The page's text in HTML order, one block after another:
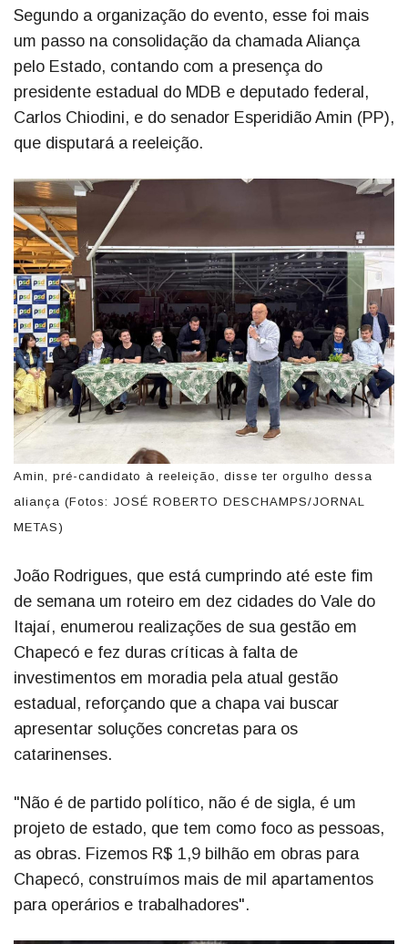
Segundo a organização do evento, esse foi mais
um passo na consolidação da chamada Aliança
pelo Estado, contando com a presença do
presidente estadual do MDB e deputado federal,
Carlos Chiodini, e do senador Esperidião Amin (PP),
que disputará a reeleição.
Amin, pré-candidato à reeleição, disse ter orgulho dessa
aliança (Fotos: JOSÉ ROBERTO DESCHAMPS/JORNAL
METAS)
João Rodrigues, que está cumprindo até este fim
de semana um roteiro em dez cidades do Vale do
Itajaí, enumerou realizações de sua gestão em
Chapecó e fez duras críticas à falta de
investimentos em moradia pela atual gestão
estadual, reforçando que a chapa vai buscar
apresentar soluções concretas para os
catarinenses.
"Não é de partido político, não é de sigla, é um
projeto de estado, que tem como foco as pessoas,
as obras. Fizemos R$ 1,9 bilhão em obras para
Chapecó, construímos mais de mil apartamentos
para operários e trabalhadores".